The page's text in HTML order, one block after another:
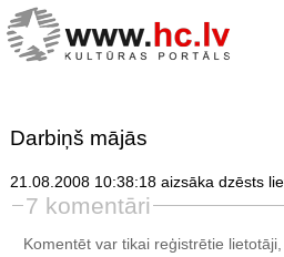
Darbiņš mājās
21.08.2008 10:38:18 aizsāka dzēsts
7 komentāri
Komentēt var tikai reģistrētie